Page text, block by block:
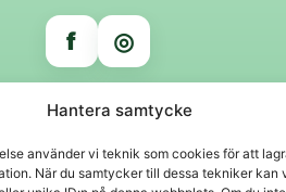
Hantera samtycke
använder vi teknik som cookies för att
När du samtycker till dessa tekniker kan
f ◎
Trygga betalningar
Klarna VISA Mastercard